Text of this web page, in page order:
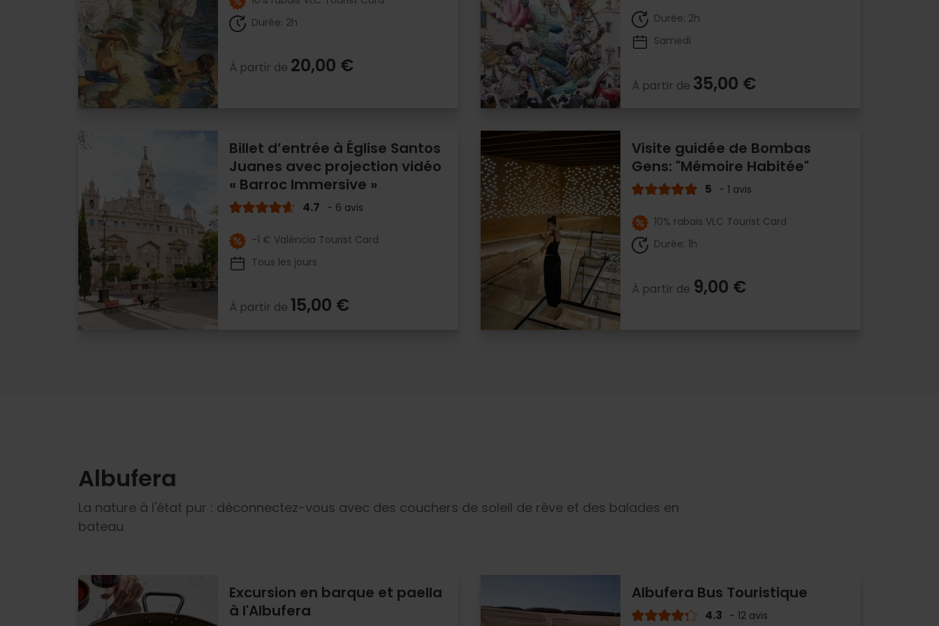
Durée: 2h
À partir de 20,00 €
Durée: 2h
Samedi
À partir de 35,00 €
Billet d’entrée à Église Santos
Juanes avec projection vidéo
« Barroc Immersive »
4.7 - 6 avis
-1 € València Tourist Card
Tous les jours
À partir de 15,00 €
Visite guidée de Bombas
Gens: "Mémoire Habitée"
5 - 1 avis
10% rabais VLC Tourist Card
Durée: 1h
À partir de 9,00 €
Albufera
La nature à l'état pur : déconnectez-vous avec des couchers de soleil de rêve et des balades en
bateau
Excursion en barque et paella
à l'Albufera
Albufera Bus Touristique
4.3 - 12 avis